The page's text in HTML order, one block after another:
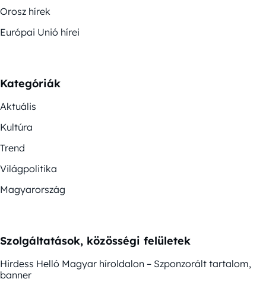
Orosz hírek
Európai Unió hírei
Kategóriák
Aktuális
Kultúra
Trend
Világpolitika
Magyarország
Szolgáltatások, közösségi felületek
Hirdess Helló Magyar híroldalon – Szponzorált tartalom,
banner